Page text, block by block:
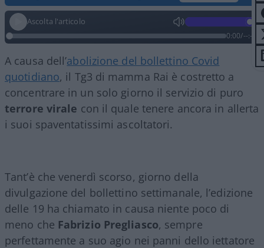
Ascolta l'articolo
0:00/--:--
A causa dell’abolizione del bollettino Covid
quotidiano, il Tg3 di mamma Rai è costretto a
concentrare in un solo giorno il servizio di puro
terrore virale con il quale tenere ancora in allerta
i suoi spaventatissimi ascoltatori.
Tant’è che venerdì scorso, giorno della
divulgazione del bollettino settimanale, l’edizione
delle 19 ha chiamato in causa niente poco di
meno che Fabrizio Pregliasco, sempre
perfettamente a suo agio nei panni dello iettatore